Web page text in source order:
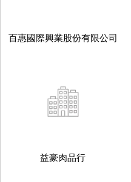
百惠國際興業股份有限公司
益豪肉品行